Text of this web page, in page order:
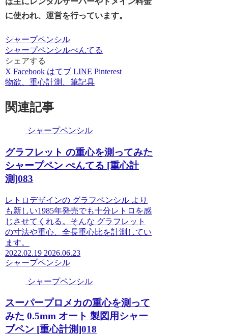
に使われ、運営を行っています。
シャープペンシル
シャープペンシルぺんてる
シェアする
X Facebook はてブ LINE Pinterest
物欲、重心計測、筆記具
関連記事
シャープペンシル
グラフレット の重心を測ってみた
シャープペン ぺんてる [重心計
測]083
レトロデザインの グラフペンシル より
も新しい1985年発売でも十分レトロを感
じさせてくれる。そんな グラフレット
の寸法や重心、全長重心比を計測してい
ます。
2022.02.19 2026.06.23
シャープペンシル
シャープペンシル
スーパープロメカの重心を測って
みた 0.5mm オート 製図用シャー
プペン [重心計測]018